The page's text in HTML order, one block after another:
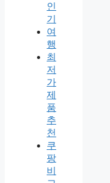
인
기
여
행
최
저
가
제
품
추
천
쿠
팡
비